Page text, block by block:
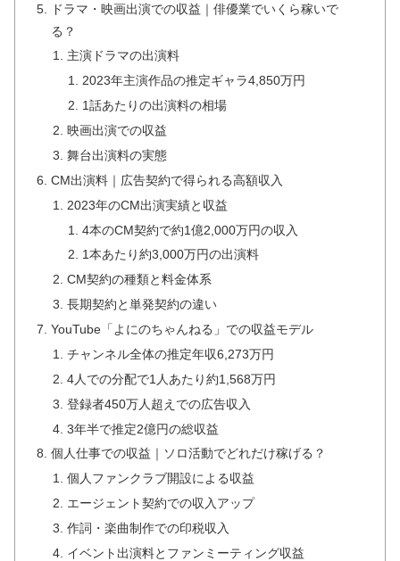
ドラマ・映画出演での収益｜俳優業でいくら稼いで
る？
主演ドラマの出演料
2023年主演作品の推定ギャラ4,850万円
1話あたりの出演料の相場
映画出演での収益
舞台出演料の実態
CM出演料｜広告契約で得られる高額収入
2023年のCM出演実績と収益
4本のCM契約で約1億2,000万円の収入
1本あたり約3,000万円の出演料
CM契約の種類と料金体系
長期契約と単発契約の違い
YouTube「よにのちゃんねる」での収益モデル
チャンネル全体の推定年収6,273万円
4人での分配で1人あたり約1,568万円
登録者450万人超えでの広告収入
3年半で推定2億円の総収益
個人仕事での収益｜ソロ活動でどれだけ稼げる？
個人ファンクラブ開設による収益
エージェント契約での収入アップ
作詞・楽曲制作での印税収入
イベント出演料とファンミーティング収益